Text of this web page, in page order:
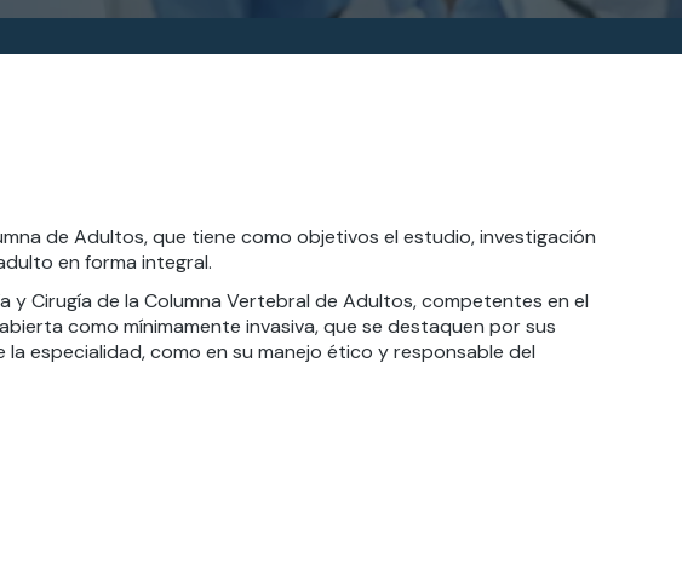
de Adultos, que tiene como objetivos el estudio, investigación
en forma integral.
y Cirugía de la Columna Vertebral de Adultos, competentes en el
como mínimamente invasiva, que se destaquen por sus
especialidad, como en su manejo ético y responsable del